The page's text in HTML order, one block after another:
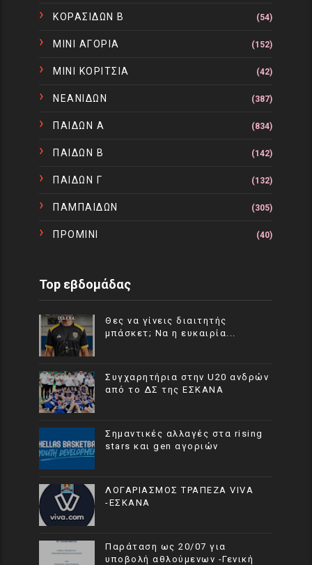
ΚΟΡΑΣΙΔΩΝ Β (54)
ΜΙΝΙ ΑΓΟΡΙΑ (152)
ΜΙΝΙ ΚΟΡΙΤΣΙΑ (42)
ΝΕΑΝΙΔΩΝ (387)
ΠΑΙΔΩΝ Α (834)
ΠΑΙΔΩΝ Β (142)
ΠΑΙΔΩΝ Γ (132)
ΠΑΜΠΑΙΔΩΝ (305)
ΠΡΟΜΙΝΙ (40)
Top εβδομάδας
Θες να γίνεις διαιτητής
μπάσκετ; Να η ευκαιρία...
Συγχαρητήρια στην U20 ανδρών
από το ΔΣ της ΕΣΚΑΝΑ
Σημαντικές αλλαγές στα rising
stars και gen αγοριών
ΛΟΓΑΡΙΑΣΜΟΣ ΤΡΑΠΕΖΑ VIVA
-ΕΣΚΑΝΑ
Παράταση ως 20/07 για
υποβολή αθλούμενων -Γενική